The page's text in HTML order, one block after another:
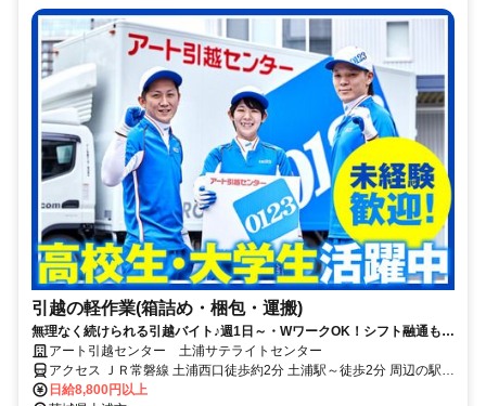
引越の軽作業(箱詰め・梱包・運搬)
無理なく続けられる引越バイト♪週1日～・WワークOK！シフト融通もバ
ッチリ◎髪色自由・給与全額手渡しなど待遇も◎
アート引越センター 土浦サテライトセンター
アクセス ＪＲ常磐線 土浦西口徒歩約2分 土浦駅～徒歩2分 周辺の駅：
神立駅、荒川沖駅
日給8,800円以上